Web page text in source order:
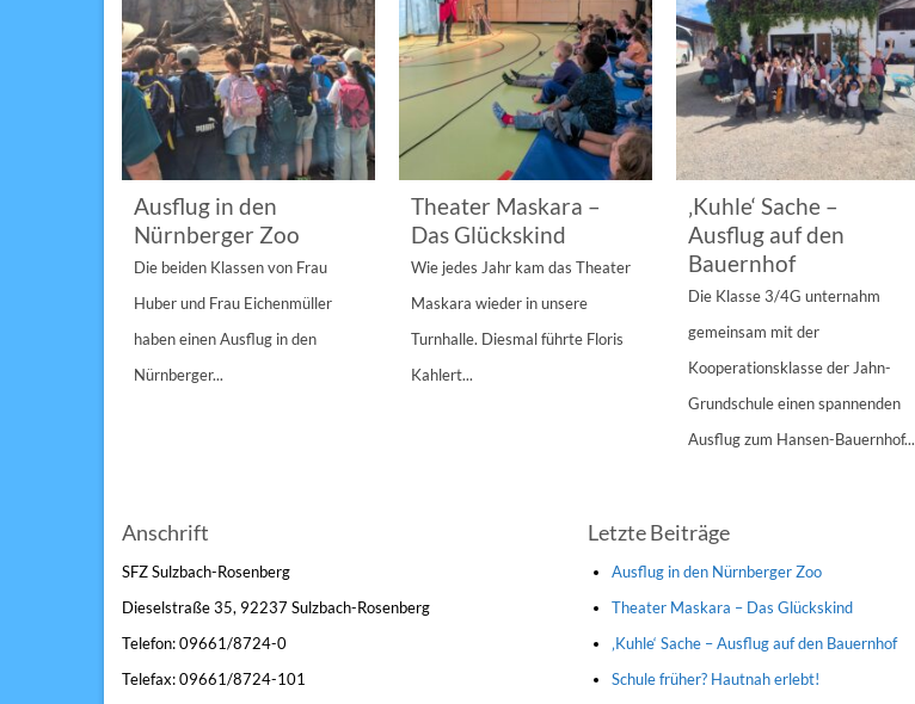
Ausflug in den
Nürnberger Zoo
Die beiden Klassen von Frau
Huber und Frau Eichenmüller
haben einen Ausflug in den
Nürnberger...
Theater Maskara –
Das Glückskind
Wie jedes Jahr kam das Theater
Maskara wieder in unsere
Turnhalle. Diesmal führte Floris
Kahlert...
‚Kuhle‘ Sache –
Ausflug auf den
Bauernhof
Die Klasse 3/4G unternahm
gemeinsam mit der
Kooperationsklasse der Jahn-
Grundschule einen spannenden
Ausflug zum Hansen-Bauernhof...
Anschrift
SFZ Sulzbach-Rosenberg
Dieselstraße 35, 92237 Sulzbach-Rosenberg
Telefon: 09661/8724-0
Telefax: 09661/8724-101
Letzte Beiträge
Ausflug in den Nürnberger Zoo
Theater Maskara – Das Glückskind
‚Kuhle‘ Sache – Ausflug auf den Bauernhof
Schule früher? Hautnah erlebt!